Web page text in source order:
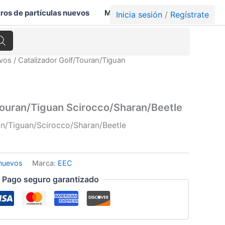
de partículas nuevos Mi cuenta Carrito
Inicia sesión / Regístrate
/ Catalizador Golf/Touran/Tiguan
Tiguan Scirocco/Sharan/Beetle
Tiguan/Scirocco/Sharan/Beetle
Marca: EEC
Pago seguro garantizado